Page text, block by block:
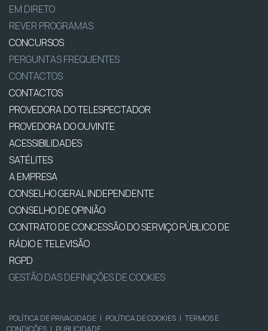
EM DIRETO
REVER PROGRAMAS
CONCURSOS
PERGUNTAS FREQUENTES
CONTACTOS
CONTACTOS
PROVEDORA DO TELESPECTADOR
PROVEDORA DO OUVINTE
ACESSIBILIDADES
SATÉLITES
A EMPRESA
CONSELHO GERAL INDEPENDENTE
CONSELHO DE OPINIÃO
CONTRATO DE CONCESSÃO DO SERVIÇO PÚBLICO DE
RÁDIO E TELEVISÃO
RGPD
GESTÃO DAS DEFINIÇÕES DE COOKIES
POLÍTICA DE PRIVACIDADE | POLÍTICA DE COOKIES | TERMOS E